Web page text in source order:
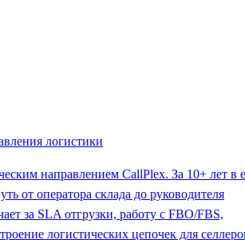
логистики
направлением CallPlex. За 10+ лет в
от оператора склада до руководителя
за SLA отгрузки, работу с FBO/FBS,
логистических цепочек для